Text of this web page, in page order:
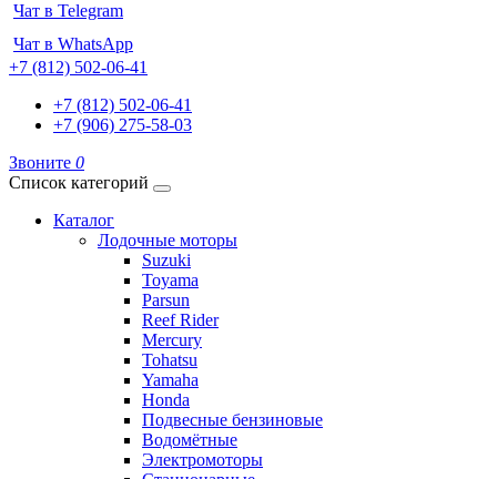
Чат в Telegram
Чат в WhatsApp
+7 (812) 502-06-41
+7 (812) 502-06-41
+7 (906) 275-58-03
Звоните 0
Список категорий
Каталог
Лодочные моторы
Suzuki
Toyama
Parsun
Reef Rider
Mercury
Tohatsu
Yamaha
Honda
Подвесные бензиновые
Водомётные
Электромоторы